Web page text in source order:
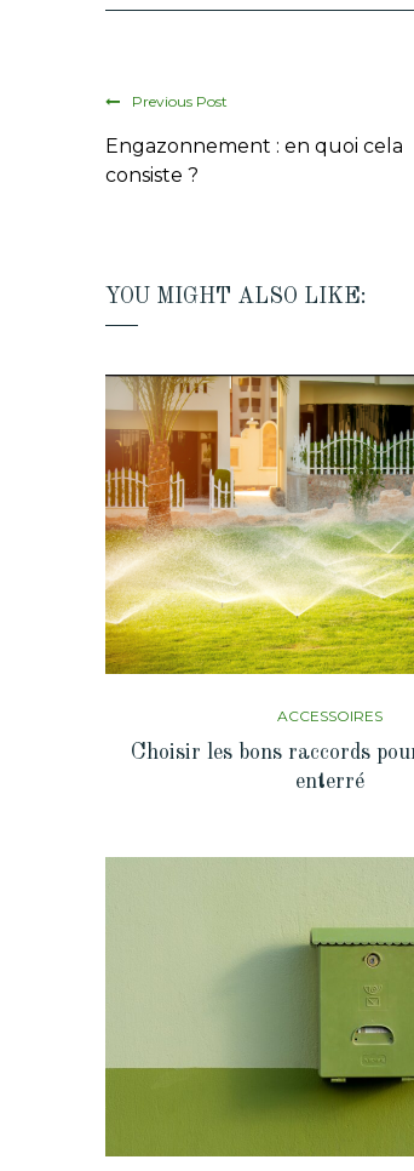
Previous Post
Engazonnement : en quoi cela
consiste ?
YOU MIGHT ALSO LIKE:
ACCESSOIRES
Choisir les bons raccords
enterré